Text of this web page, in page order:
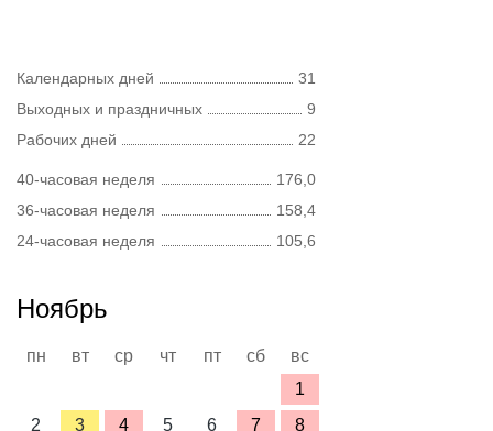
Календарных дней
31
Выходных и праздничных
9
Рабочих дней
22
40-часовая неделя
176,0
36-часовая неделя
158,4
24-часовая неделя
105,6
Ноябрь
пн вт ср чт пт сб
вс
1
2
3 4 5 6 7 8